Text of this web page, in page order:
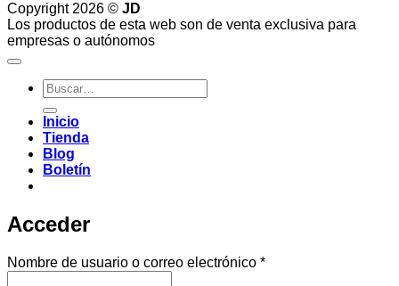
Copyright 2026 © JD
Los productos de esta web son de venta exclusiva para
empresas o autónomos
Buscar
por:
Inicio
Tienda
Blog
Boletín
Acceder
Nombre de usuario o correo electrónico *Obligatorio